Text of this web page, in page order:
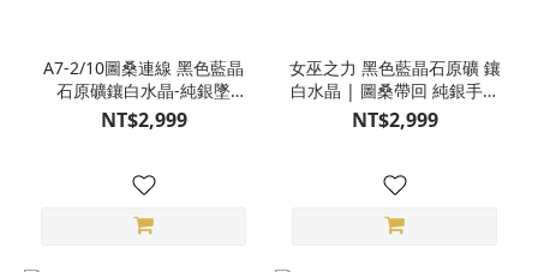
A7-2/10圖桑連線 黑色藍晶
石原礦鑲白水晶-純銀墜
T240210-016
NT$2,999
女巫之力 黑色藍晶石原礦 鑲
白水晶 | 圖桑帶回 純銀手工
包框 天然水晶項鍊
NT$2,999